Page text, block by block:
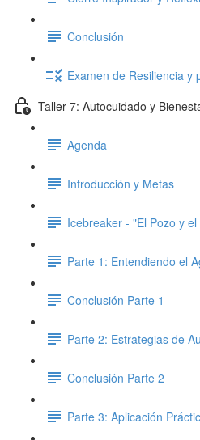
Conclusión
Examen de Resiliencia y
Taller 7: Autocuidado y
Agenda
Introducción y Metas
Icebreaker - "El Pozo y
Parte 1: Entendiendo el
Conclusión Parte 1
Parte 2: Estrategias de
Conclusión Parte 2
Parte 3: Aplicación